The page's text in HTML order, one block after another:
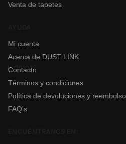
Venta de tapetes
Mi cuenta
Acerca de DUST LINK
Contacto
Términos y condiciones
Política de devoluciones y reembolso
FAQ’s